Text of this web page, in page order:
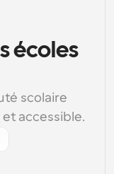
écoles
scolaire
accessible.